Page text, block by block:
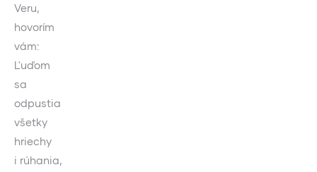
Veru,
hovorím
vám:
Ľuďom
sa
odpustia
všetky
hriechy
i rúhania,